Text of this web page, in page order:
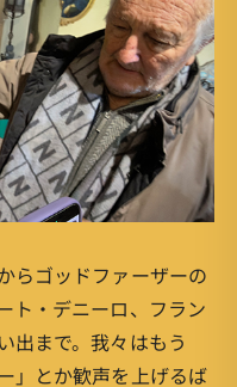
らゴッドファーザーの
ト・デニーロ、フラン
出まで。我々はもう
」とか歓声を上げるば